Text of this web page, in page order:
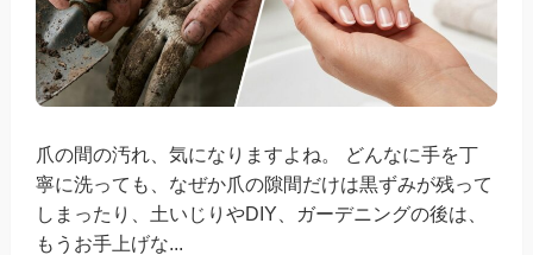
爪の間の汚れ、気になりますよね。 どんなに手を丁
寧に洗っても、なぜか爪の隙間だけは黒ずみが残って
しまったり、土いじりやDIY、ガーデニングの後は、
もうお手上げな...